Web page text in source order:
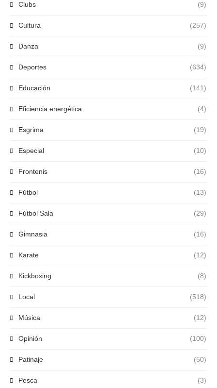
Clubs (9)
Cultura (257)
Danza (9)
Deportes (634)
Educación (141)
Eficiencia energética (4)
Esgrima (19)
Especial (10)
Frontenis (16)
Fútbol (13)
Fútbol Sala (29)
Gimnasia (16)
Karate (12)
Kickboxing (8)
Local (518)
Música (12)
Opinión (100)
Patinaje (50)
Pesca (3)